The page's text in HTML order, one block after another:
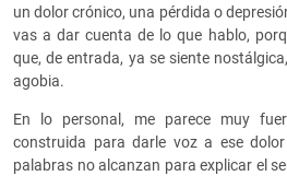
un dolor crónico, una pérdida o
vas a dar cuenta de lo que hablo,
que, de entrada, ya se siente
agobia.
En lo personal, me parece muy
construida para darle voz a ese
palabras no alcanzan para explicar el